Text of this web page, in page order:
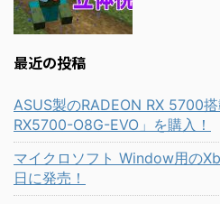
最近の投稿
ASUS製のRADEON RX 5700
RX5700-O8G-EVO」を購入！
マイクロソフト Window用の
日に発売！